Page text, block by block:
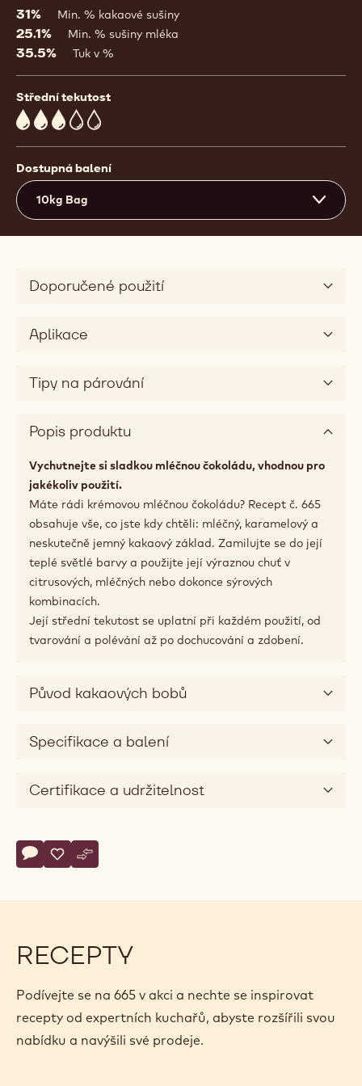
31% Min. % kakaové sušiny
25.1% Min. % sušiny mléka
35.5% Tuk v %
Střední tekutost
3
Dostupná balení
10kg Bag
Doporučené použití
Aplikace
Tipy na párování
Popis produktu
Vychutnejte si sladkou mléčnou čokoládu, vhodnou pro
jakékoliv použití.
Máte rádi krémovou mléčnou čokoládu? Recept č. 665
obsahuje vše, co jste kdy chtěli: mléčný, karamelový a
neskutečně jemný kakaový základ. Zamilujte se do její
teplé světlé barvy a použijte její výraznou chuť v
citrusových, mléčných nebo dokonce sýrových
kombinacích.
Její střední tekutost se uplatní při každém použití, od
tvarování a polévání až po dochucování a zdobení.
Původ kakaových bobů
Specifikace a balení
Certifikace a udržitelnost
Actions
Napsat komentář
- 665Uložit
- 665Srovnat
- 665
RECEPTY
Podívejte se na 665 v akci a nechte se inspirovat
recepty od expertních kuchařů, abyste rozšířili svou
nabídku a navýšili své prodeje.